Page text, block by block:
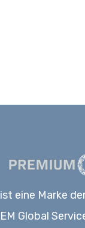
ist eine Marke
EM Global